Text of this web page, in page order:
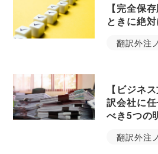
【完全保
ときに絶
翻訳外注
【ビジネ
訳会社に
べき5つの
翻訳外注